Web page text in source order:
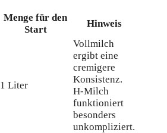
Menge für den
Start
Hinweis
1 Liter
Vollmilch
ergibt eine
cremigere
Konsistenz.
H-Milch
funktioniert
besonders
unkompliziert.